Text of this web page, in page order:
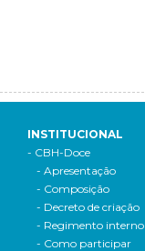
INSTITUCIONAL
- CBH-Doce
- Apresentação
- Composição
- Decreto de criação
- Regimento interno
- Como participar